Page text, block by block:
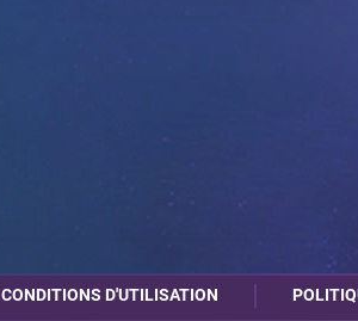
CONDITIONS D'UTILISATION